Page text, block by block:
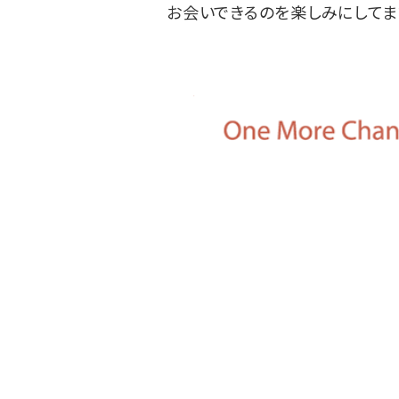
お会いできるのを楽しみにしてま